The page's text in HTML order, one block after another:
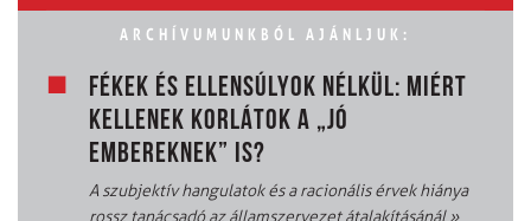
ARCHÍVUMUNKBÓL AJÁNLJUK:
FÉKEK ÉS ELLENSÚLYOK NÉLKÜL: MIÉRT
KELLENEK KORLÁTOK A „JÓ
EMBEREKNEK” IS?
A szubjektív hangulatok és a racionális érvek hiánya
rossz tanácsadó az államszervezet átalakításánál»